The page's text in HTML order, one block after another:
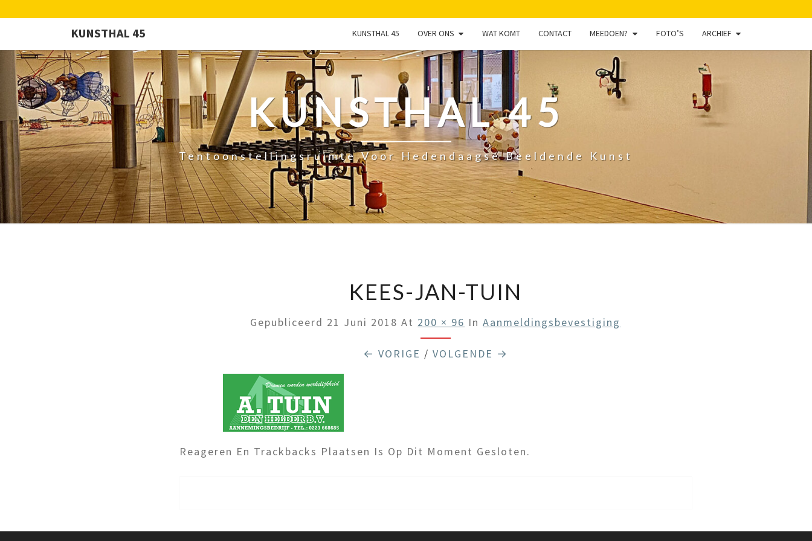
KUNSTHAL 45 KUNSTHAL 45 OVER ONS WAT KOMT CONTACT MEEDOEN? FOTO’S ARCHIEF
KUNSTHAL 45
Tentoonstellingsruimte Voor Hedendaagse Beeldende Kunst
KEES-JAN-TUIN
Gepubliceerd 21 Juni 2018 At 200 × 96 InAanmeldingsbevestiging
← VORIGE / VOLGENDE →
Reageren En Trackbacks Plaatsen Is Op Dit Moment Gesloten.